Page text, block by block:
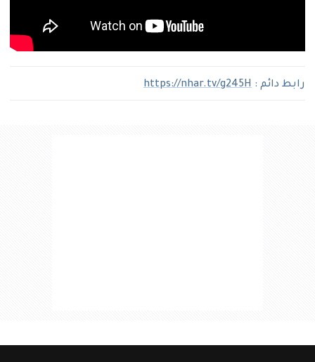
رابط دائم : https://nhar.tv/g245H